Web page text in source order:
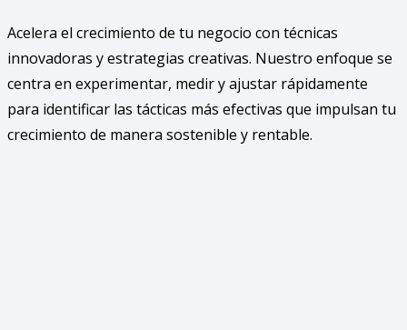
Acelera el crecimiento de tu negocio con técnicas
innovadoras y estrategias creativas. Nuestro enfoque se
centra en experimentar, medir y ajustar rápidamente
para identificar las tácticas más efectivas que impulsan tu
crecimiento de manera sostenible y rentable.